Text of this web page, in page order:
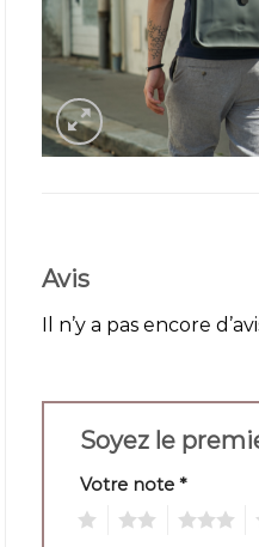
Avis
Il n’y a pas encore
Soyez le
Votre note *